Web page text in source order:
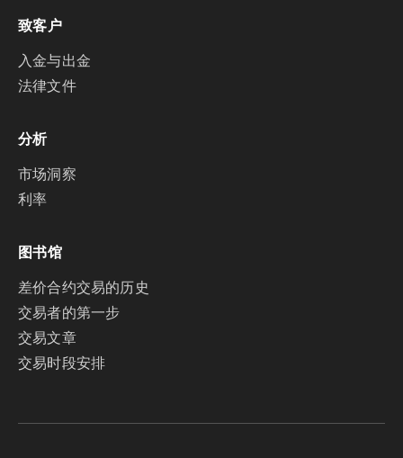
致客户
入金与出金
法律文件
分析
市场洞察
利率
图书馆
差价合约交易的历史
交易者的第一步
交易文章
交易时段安排